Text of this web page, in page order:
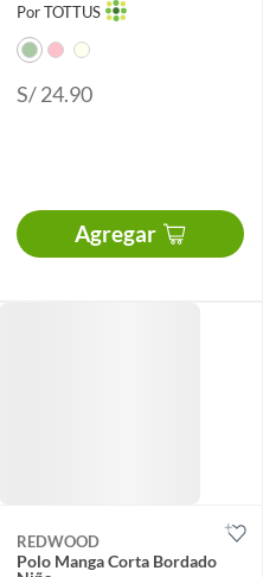
Por TOTTUS
S/ 24.90
Agregar
REDWOOD
Polo Manga Corta Bordado